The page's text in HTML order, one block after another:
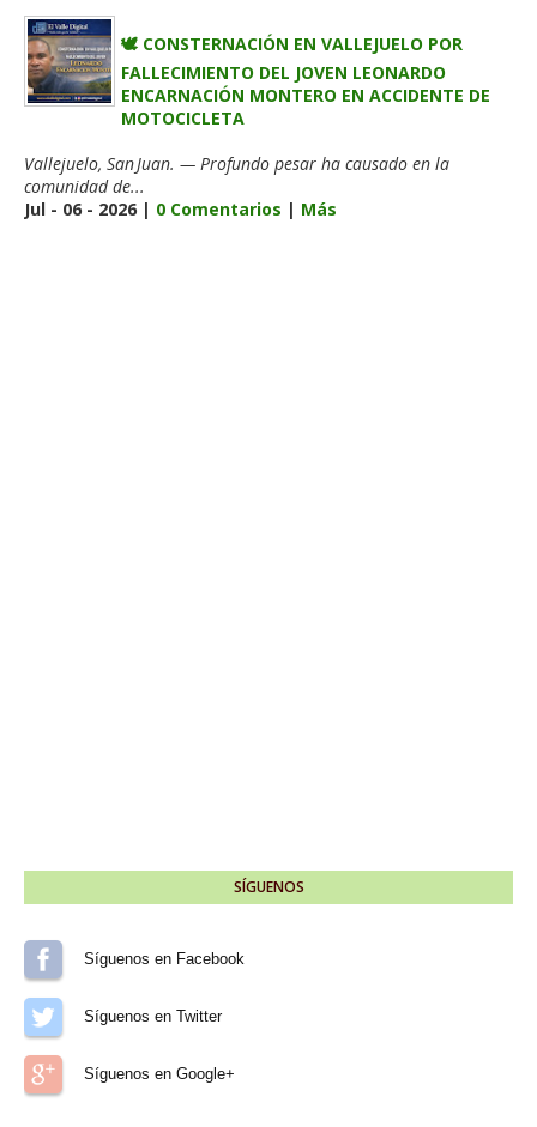
🕊️ CONSTERNACIÓN EN VALLEJUELO POR
FALLECIMIENTO DEL JOVEN LEONARDO
ENCARNACIÓN MONTERO EN ACCIDENTE DE
MOTOCICLETA
Vallejuelo, San Juan. — Profundo pesar ha causado en la
comunidad de...
Jul - 06 - 2026 | 0 Comentarios | Más
SÍGUENOS
Síguenos en Facebook
Síguenos en Twitter
Síguenos en Google+